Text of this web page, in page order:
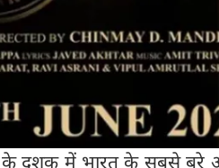
के दशक में भारत के सबसे बुरे